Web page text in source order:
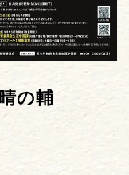
の輔